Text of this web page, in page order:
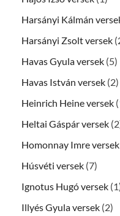
Harsányi Kálmán
Harsányi Zsolt versek
Havas Gyula versek (5)
Havas István versek (2)
Heinrich Heine versek
Heltai Gáspár versek
Homonnay Imre versek
Húsvéti versek (7)
Ignotus Hugó versek
Illyés Gyula versek (2)